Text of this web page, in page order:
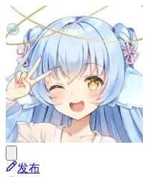
发布